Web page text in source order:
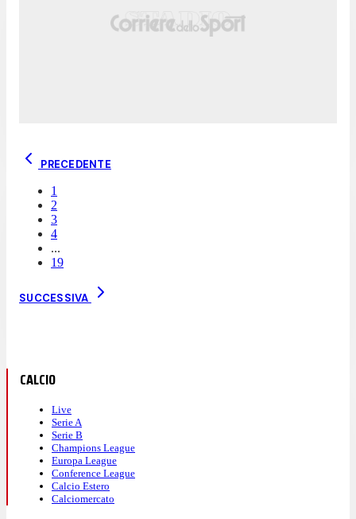
PRECEDENTE
1
2
3
4
...
19
SUCCESSIVA
CALCIO
Live
Serie A
Serie B
Champions League
Europa League
Conference League
Calcio Estero
Calciomercato